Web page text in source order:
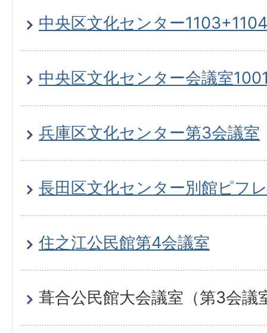
中央区文化センター1103+1104
中央区文化センター会議室
兵庫区文化センター第3会議室
長田区文化センター別館ピフ
住之江公民館第4会議室
葺合公民館大会議室（第3会議